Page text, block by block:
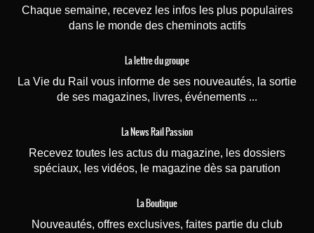
Chaque semaine, recevez les infos les plus populaires
dans le monde des cheminots actifs
La lettre du groupe
La Vie du Rail vous informe de ses nouveautés, la sortie
de ses magazines, livres, événements ...
La News Rail Passion
Recevez toutes les actus du magazine, les dossiers
spéciaux, les vidéos, le magazine dès sa parution
La Boutique
Nouveautés, offres exclusives, faites partie du club